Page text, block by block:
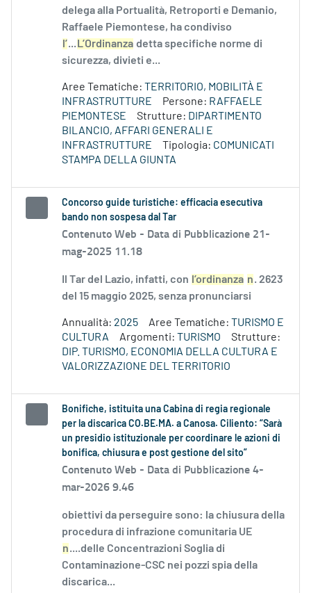
delega alla Portualità, Retroporti e Demanio,
Raffaele Piemontese, ha condiviso
l’... L’Ordinanza detta specifiche norme di
sicurezza, divieti e...
Aree Tematiche: TERRITORIO, MOBILITÀ E
INFRASTRUTTURE
Persone: RAFFAELE
PIEMONTESE
Strutture: DIPARTIMENTO
BILANCIO, AFFARI GENERALI E
INFRASTRUTTURE
Tipologia: COMUNICATI
STAMPA DELLA GIUNTA
Concorso guide turistiche: efficacia esecutiva
bando non sospesa dal Tar
Contenuto Web - Data di Pubblicazione 21-
mag-2025 11.18
Il Tar del Lazio, infatti, con l’ordinanza n. 2623
del 15 maggio 2025, senza pronunciarsi
Annualità: 2025 Aree Tematiche: TURISMO E
CULTURA
Argomenti: TURISMO
Strutture:
DIP. TURISMO, ECONOMIA DELLA CULTURA E
VALORIZZAZIONE DEL TERRITORIO
Bonifiche, istituita una Cabina di regia regionale
per la discarica CO.BE.MA. a Canosa. Ciliento: “Sarà
un presidio istituzionale per coordinare le azioni di
bonifica, chiusura e post gestione del sito”
Contenuto Web - Data di Pubblicazione 4-
mar-2026 9.46
obiettivi da perseguire sono: la chiusura della
procedura di infrazione comunitaria UE
n....delle Concentrazioni Soglia di
Contaminazione-CSC nei pozzi spia della
discarica...